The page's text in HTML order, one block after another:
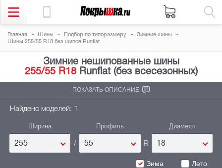
Главная Шины Подбор по типоразмеру
Зимние шины
Шины 255/55 R18 без шипов Runflat
Зимние нешипованные шины
255/55 R18Runflat (без всесезонных)
ПОКАЗАТЬ ОПИСАНИЕ
Найдено моделей: 1
Ширина
255 /
Профиль
55 R
Диаметр
18
Зима Лето